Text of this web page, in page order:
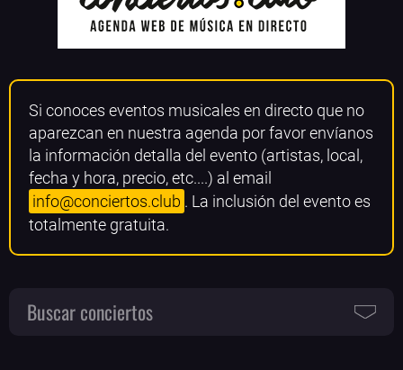
Si conoces eventos musicales en directo que no
aparezcan en nuestra agenda por favor envíanos
la información detalla del evento (artistas, local,
fecha y hora, precio, etc....) al email
info@conciertos.club . La inclusión del evento es
totalmente gratuita.
Buscar conciertos